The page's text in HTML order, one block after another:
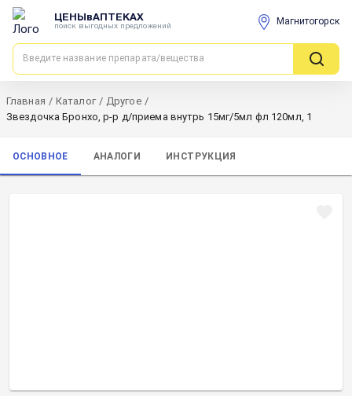
ЦЕНЫвАПТЕКАХ
поиск выгодных предложений Магнитогорск
Главная / Каталог / Другое /
Звездочка Бронхо, р-р д/приема внутрь 15мг/5мл фл 120мл, 1
ОСНОВНОЕ АНАЛОГИ ИНСТРУКЦИЯ